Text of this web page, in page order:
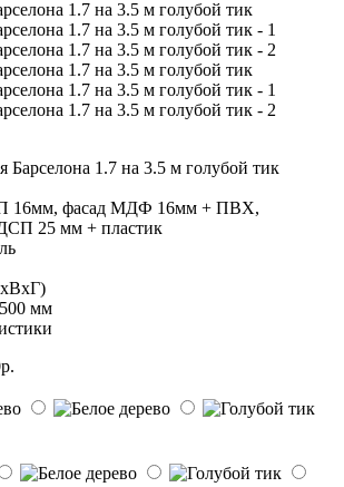
Барселона 1.7 на 3.5 м голубой тик
16мм, фасад МДФ 16мм + ПВХ,
25 мм + пластик
мм